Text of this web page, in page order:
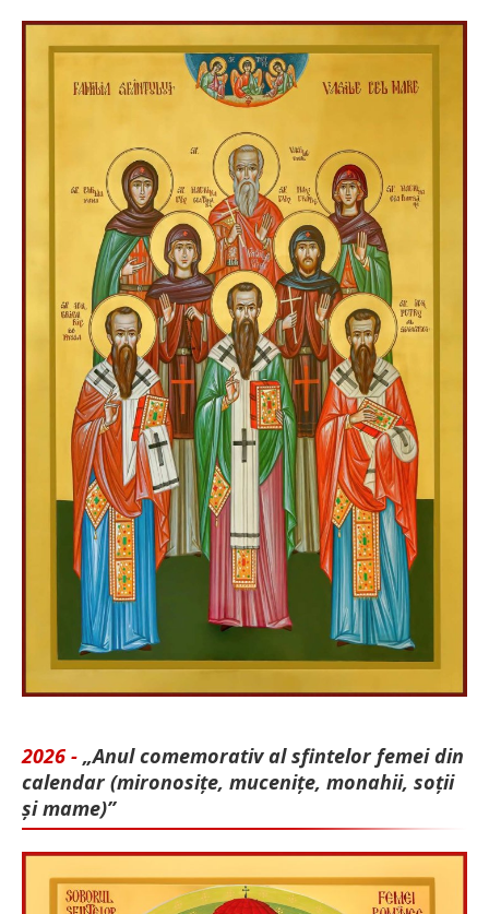
2026 - „Anul comemorativ al sfintelor femei din
calendar (mironosițe, mu­cenițe, monahii, soții
și mame)”